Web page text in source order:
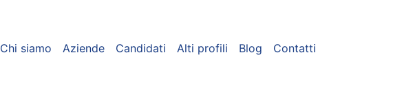
Chi siamo Aziende Candidati Alti profili Blog Contatti